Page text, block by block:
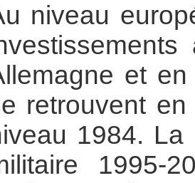
niveau
et
retrouvent
1984. La
1995-